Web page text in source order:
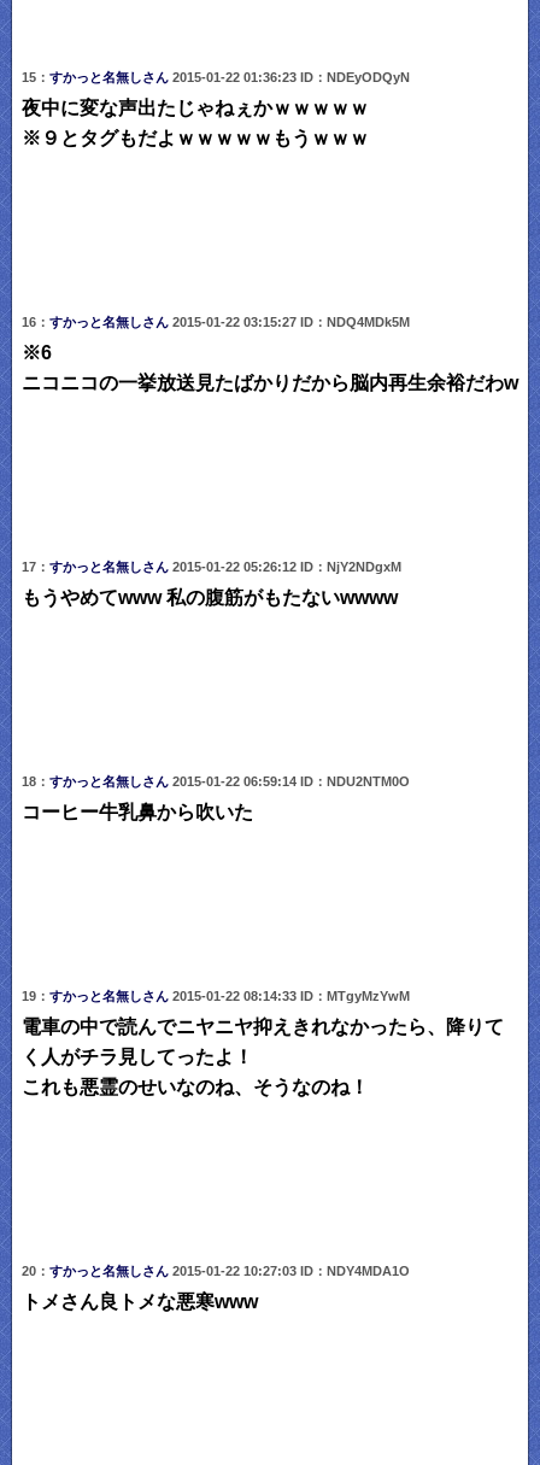
15： すかっと名無しさん 2015-01-22 01:36:23 ID：NDEyODQyN
夜中に変な声出たじゃねぇかｗｗｗｗｗ
※９とタグもだよｗｗｗｗｗもうｗｗｗ
16： すかっと名無しさん 2015-01-22 03:15:27 ID：NDQ4MDk5M
※6
ニコニコの一挙放送見たばかりだから脳内再生余裕だわw
17： すかっと名無しさん 2015-01-22 05:26:12 ID：NjY2NDgxM
もうやめてwww 私の腹筋がもたないwwww
18： すかっと名無しさん 2015-01-22 06:59:14 ID：NDU2NTM0O
コーヒー牛乳鼻から吹いた
19： すかっと名無しさん 2015-01-22 08:14:33 ID：MTgyMzYwM
電車の中で読んでニヤニヤ抑えきれなかったら、降りて
く人がチラ見してったよ！
これも悪霊のせいなのね、そうなのね！
20： すかっと名無しさん 2015-01-22 10:27:03 ID：NDY4MDA1O
トメさん良トメな悪寒www